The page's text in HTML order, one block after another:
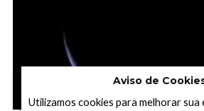
Aviso de
Utilizamos cookies para melhorar sua